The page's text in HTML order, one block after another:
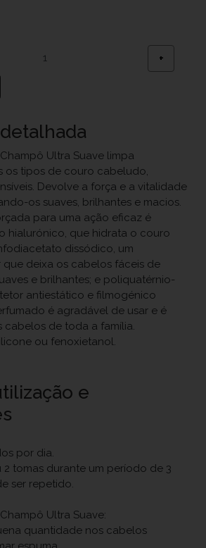
+
Ultra Suave limpa
os tipos de couro cabeludo,
Devolve a força e a vitalidade
os suaves, brilhantes e macios.
para uma ação eficaz é
hialurónico, que hidrata o couro
dissódico, um
deixa os cabelos fáceis de
e brilhantes; e poliquatérnio-
antiestático e filmogénico
é agradável de usar e é
cabelos de toda a família.
ou fenoxietanol.
e
por dia.
2 tomas durante um período de 3
ser repetido.
Ultra Suave:
quantidade nos cabelos